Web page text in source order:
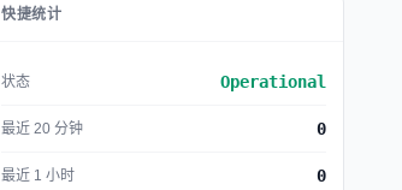
快捷统计
状态 Operational
最近 20 分钟 0
最近 1 小时 0